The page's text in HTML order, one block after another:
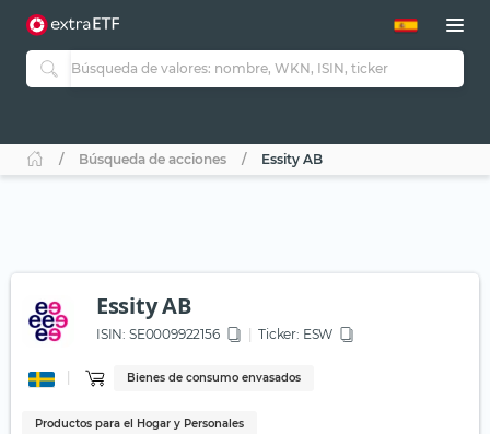
Búsqueda de acciones Essity AB
Essity AB
ISIN: SE0009922156 Ticker: ESW
Bienes de consumo envasados
Productos para el Hogar y Personales